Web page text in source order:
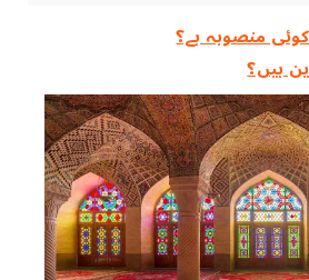
منصوبہ ہے؟
ہیں؟